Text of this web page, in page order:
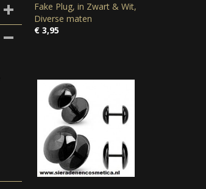
Fake Plug, in Zwart & Wit,
Diverse maten
€ 3,95